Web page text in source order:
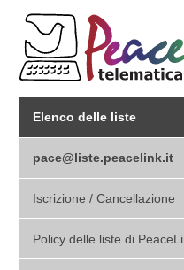
Elenco delle liste
pace@liste.peacelink.it
Iscrizione / Cancellazione
Policy delle liste di